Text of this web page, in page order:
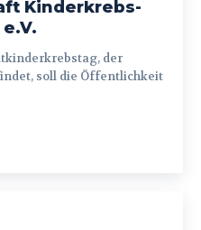
Kinderkrebs-
soll die Öffentlichkeit